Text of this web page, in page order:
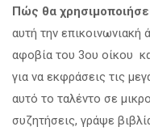
Πώς θα
αυτή την επικοινωνιακή
αφοβία του 3ου οίκου
για να εκφράσεις τις
αυτό το ταλέντο σε
συζητήσεις, γράψε